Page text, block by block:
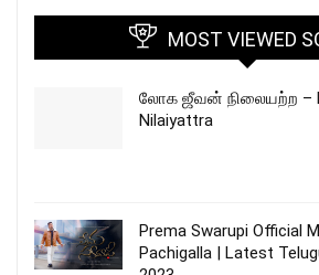
MOST VIEWED
லோக ஜீவன் நிலையற்ற –
Nilaiyattra
Prema Swarupi Official
Pachigalla | Latest